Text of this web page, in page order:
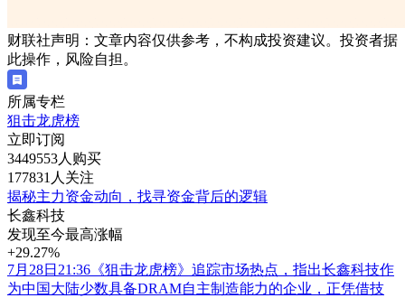
财联社声明：文章内容仅供参考，不构成投资建议。投资者据
此操作，风险自担。
所属专栏
狙击龙虎榜
立即订阅
3449553人购买
177831人关注
揭秘主力资金动向，找寻资金背后的逻辑
长鑫科技
发现至今最高涨幅
+29.27%
7月28日21:36《狙击龙虎榜》追踪市场热点，指出长鑫科技作
为中国大陆少数具备DRAM自主制造能力的企业，正凭借技